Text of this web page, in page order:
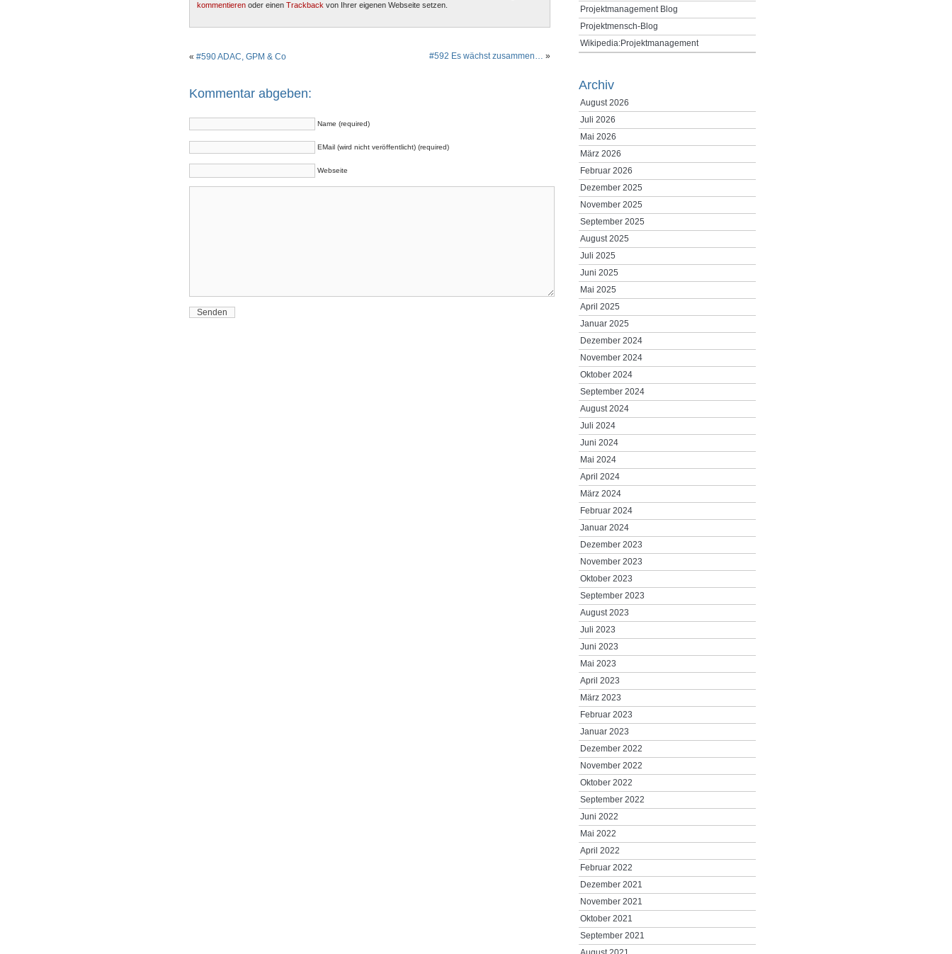
kommentieren oder einen Trackback von Ihrer eigenen Webseite setzen.
« #590 ADAC, GPM & Co #592 Es wächst zusammen… »
Kommentar abgeben:
Name (required)
EMail (wird nicht veröffentlicht) (required)
Webseite
Projektmanagement Blog
Projektmensch-Blog
Wikipedia:Projektmanagement
Archiv
August 2026
Juli 2026
Mai 2026
März 2026
Februar 2026
Dezember 2025
November 2025
September 2025
August 2025
Juli 2025
Juni 2025
Mai 2025
April 2025
Januar 2025
Dezember 2024
November 2024
Oktober 2024
September 2024
August 2024
Juli 2024
Juni 2024
Mai 2024
April 2024
März 2024
Februar 2024
Januar 2024
Dezember 2023
November 2023
Oktober 2023
September 2023
August 2023
Juli 2023
Juni 2023
Mai 2023
April 2023
März 2023
Februar 2023
Januar 2023
Dezember 2022
November 2022
Oktober 2022
September 2022
Juni 2022
Mai 2022
April 2022
Februar 2022
Dezember 2021
November 2021
Oktober 2021
September 2021